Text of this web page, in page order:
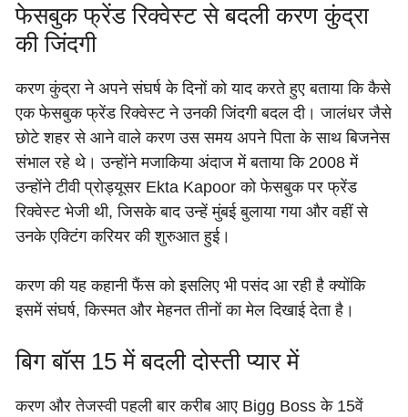
फेसबुक फ्रेंड रिक्वेस्ट से बदली करण कुंद्रा
की जिंदगी
करण कुंद्रा ने अपने संघर्ष के दिनों को याद करते हुए बताया कि कैसे
एक फेसबुक फ्रेंड रिक्वेस्ट ने उनकी जिंदगी बदल दी। जालंधर जैसे
छोटे शहर से आने वाले करण उस समय अपने पिता के साथ बिजनेस
संभाल रहे थे। उन्होंने मजाकिया अंदाज में बताया कि 2008 में
उन्होंने टीवी प्रोड्यूसर Ekta Kapoor को फेसबुक पर फ्रेंड
रिक्वेस्ट भेजी थी, जिसके बाद उन्हें मुंबई बुलाया गया और वहीं से
उनके एक्टिंग करियर की शुरुआत हुई।
करण की यह कहानी फैंस को इसलिए भी पसंद आ रही है क्योंकि
इसमें संघर्ष, किस्मत और मेहनत तीनों का मेल दिखाई देता है।
बिग बॉस 15 में बदली दोस्ती प्यार में
करण और तेजस्वी पहली बार करीब आए Bigg Boss के 15वें